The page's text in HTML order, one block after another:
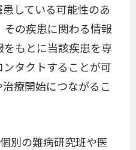
している可能性のあ
の疾患に関わる情報
もとに当該疾患を専
タクトすることが可
療開始につながるこ
別の難病研究班や医